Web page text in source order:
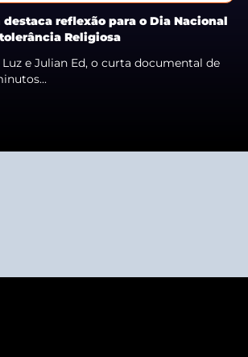
reflexão para o Dia Nacional
Religiosa
e Julian Ed, o curta documental de